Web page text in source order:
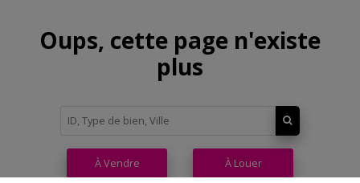
Oups, cette page n'existe
plus
À Vendre À Louer